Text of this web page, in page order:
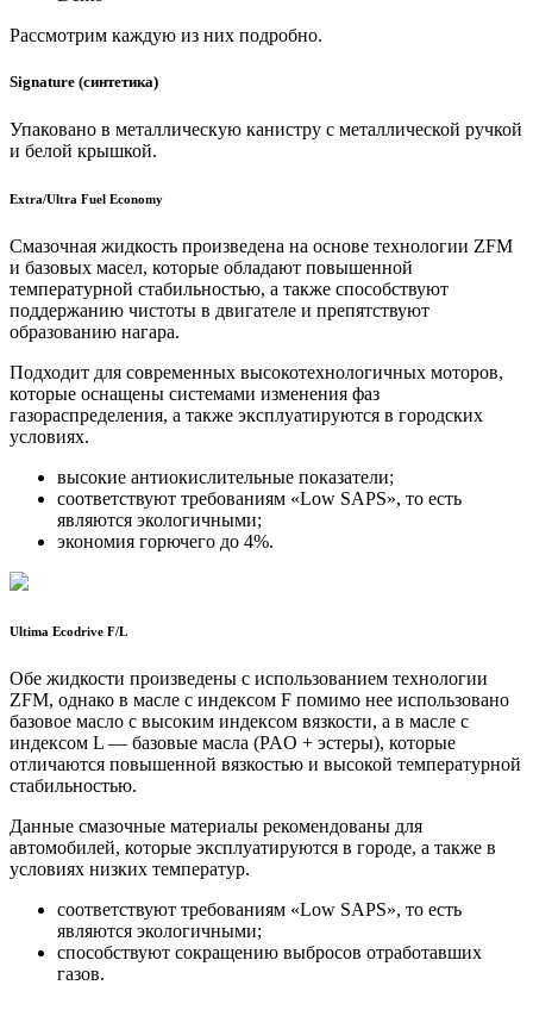
Рассмотрим каждую из них подробно.
Signature (синтетика)
Упаковано в металлическую канистру с металлической ручкой
и белой крышкой.
Extra/Ultra Fuel Economy
Смазочная жидкость произведена на основе технологии ZFM
и базовых масел, которые обладают повышенной
температурной стабильностью, а также способствуют
поддержанию чистоты в двигателе и препятствуют
образованию нагара.
Подходит для современных высокотехнологичных моторов,
которые оснащены системами изменения фаз
газораспределения, а также эксплуатируются в городских
условиях.
высокие антиокислительные показатели;
соответствуют требованиям «Low SAPS», то есть
являются экологичными;
экономия горючего до 4%.
Ultima Ecodrive F/L
Обе жидкости произведены с использованием технологии
ZFM, однако в масле с индексом F помимо нее использовано
базовое масло с высоким индексом вязкости, а в масле с
индексом L — базовые масла (PAO + эстеры), которые
отличаются повышенной вязкостью и высокой температурной
стабильностью.
Данные смазочные материалы рекомендованы для
автомобилей, которые эксплуатируются в городе, а также в
условиях низких температур.
соответствуют требованиям «Low SAPS», то есть
являются экологичными;
способствуют сокращению выбросов отработавших
газов.